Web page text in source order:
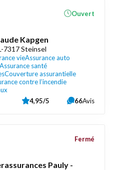
Kapgen
7317 Steinsel
vieAssurance auto
Assurance santé
Couverture assurantielle
contre l’incendie
Ouvert
4,95/5 66Avis
Pauly -
Fermé